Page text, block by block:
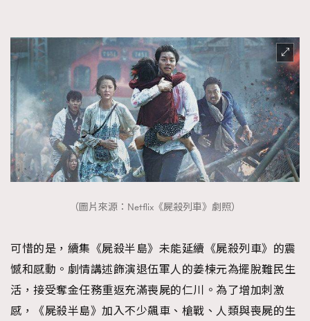
（圖片來源：Netflix《屍殺列車》劇照）
可惜的是，續集《屍殺半島》未能延續《屍殺列車》的震
憾和感動。劇情講述飾演退伍軍人的姜楝元為擺脫難民生
活，接受奪金任務重返充滿喪屍的仁川。為了增加刺激
感，《屍殺半島》加入不少飆車、槍戰、人類與喪屍的生